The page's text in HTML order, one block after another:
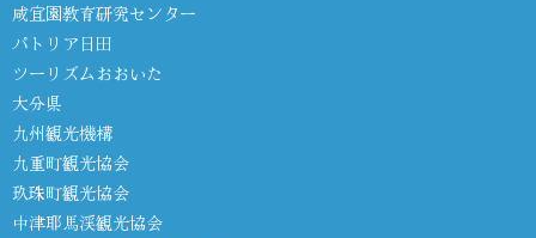
咸宜園教育研究センター
パトリア日田
ツーリズムおおいた
大分県
九州観光機構
九重町観光協会
玖珠町観光協会
中津耶馬渓観光協会